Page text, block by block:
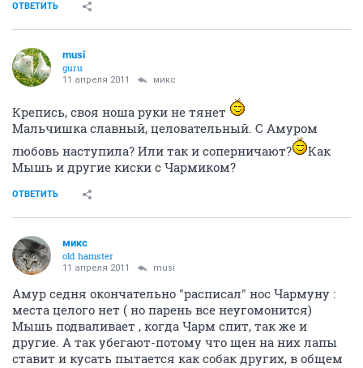
ОТВЕТИТЬ
musi
guru
11 апреля 2011 микс
Крепись, своя ноша руки не тянет
Мальчишка славный, целовательный. С Амуром
любовь наступила? Или так и соперничают?
Как
Мышь и другие киски с Чармиком?
ОТВЕТИТЬ
микс
old hamster
11 апреля 2011 musi
Амур седня окончательно "расписал" нос Чармуну :
места целого нет ( но парень все неугомонится)
Мышь подваливает , когда Чарм спит, так же и
другие. А так убегают-потому что щен на них лапы
ставит и кусать пытается как собак других, в общем